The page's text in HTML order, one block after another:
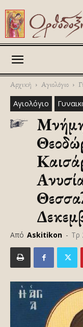
Αρχική Αγιολόγιο
Αγιολόγιο
Από Askitikon - Τρ